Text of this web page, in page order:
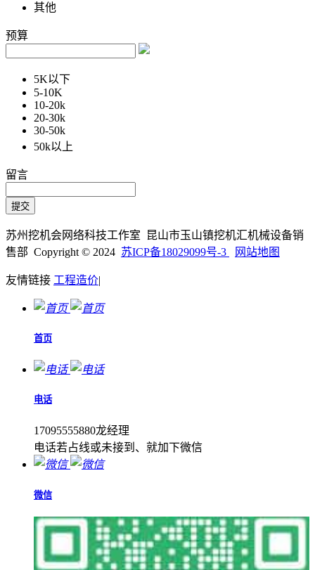
其他
预算
5K以下
5-10K
10-20k
20-30k
30-50k
50k以上
留言
苏州挖机会网络科技工作室 昆山市玉山镇挖机汇机械设备销
售部 Copyright © 2024 苏ICP备18029099号-3 网站地图
友情链接 工程造价|
首页
电话
17095555880龙经理
电话若占线或未接到、就加下微信
微信